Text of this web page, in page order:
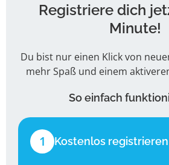
Registriere dich
Minute!
Du bist nur einen Klick von
mehr Spaß und einem
So einfach
1 Kostenlos registrieren